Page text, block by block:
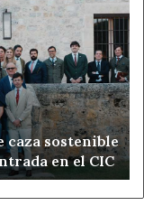
caza sostenible
en el CIC